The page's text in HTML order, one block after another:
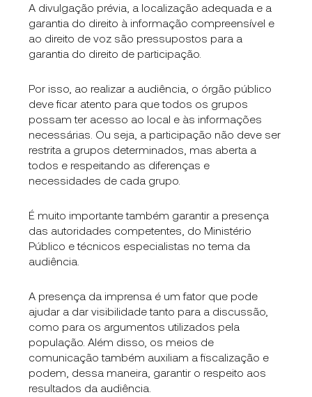
A divulgação prévia, a localização adequada e a
garantia do direito à informação compreensível e
ao direito de voz são pressupostos para a
garantia do direito de participação.
Por isso, ao realizar a audiência, o órgão público
deve ficar atento para que todos os grupos
possam ter acesso ao local e às informações
necessárias. Ou seja, a participação não deve ser
restrita a grupos determinados, mas aberta a
todos e respeitando as diferenças e
necessidades de cada grupo.
É muito importante também garantir a presença
das autoridades competentes, do Ministério
Público e técnicos especialistas no tema da
audiência.
A presença da imprensa é um fator que pode
ajudar a dar visibilidade tanto para a discussão,
como para os argumentos utilizados pela
população. Além disso, os meios de
comunicação também auxiliam a fiscalização e
podem, dessa maneira, garantir o respeito aos
resultados da audiência.